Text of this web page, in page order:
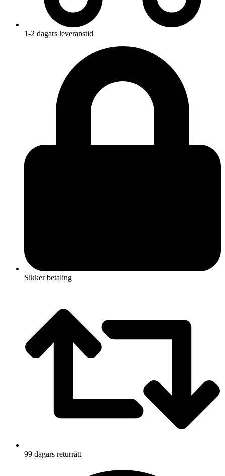
1-2 dagars leveranstid
Sikker betaling
99 dagars returrätt